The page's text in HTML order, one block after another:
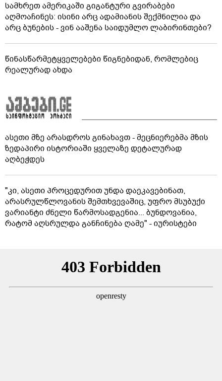
სამხრეთ ამერიკაში გიგანტური გვირაბები
აღმოაჩინეს: ისინი არც ადამიანის შექმნილია და
არც ბუნების - ვინ ააშენა საიდუმლო ლაბირინთები?
წინასწარმეტყველებები წიგნებიდან, რომლებიც
რეალურად ახდა
ასეთი მზე არასდროს გინახავთ - მეცნიერებმა მზის
ზედაპირი ისტორიაში ყველაზე დეტალურად
აღბეჭდეს
"კი, ასეთი პროცედურით უნდა დაეკავებინათ,
არასრულწლოვანის შემთხვევაშიც, უფრო მსუბუქი
ვარიანტი ძნელი წარმოსადგენია... ბუნდოვანია,
რატომ აღსრულდა განჩინება ღამე" - იურისტები